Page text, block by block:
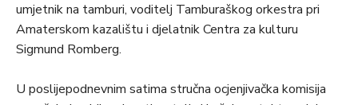
umjetnik na tamburi, voditelj Tamburaškog orkestra pri
Amaterskom kazalištu i djelatnik Centra za kulturu
Sigmund Romberg.
U poslijepodnevnim satima stručna ocjenjivačka komisija